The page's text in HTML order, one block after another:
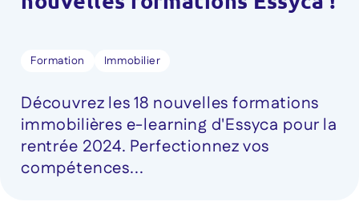
Formation Immobilier
Découvrez les 18 nouvelles formations
immobilières e-learning d'Essyca pour la
rentrée 2024. Perfectionnez vos
compétences...